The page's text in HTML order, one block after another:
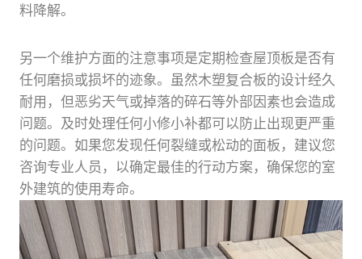
料降解。
另一个维护方面的注意事项是定期检查屋顶板是否有
任何磨损或损坏的迹象。虽然木塑复合板的设计经久
耐用，但恶劣天气或掉落的碎石等外部因素也会造成
问题。及时处理任何小修小补都可以防止出现更严重
的问题。如果您发现任何裂缝或松动的面板，建议您
咨询专业人员，以确定最佳的行动方案，确保您的室
外建筑的使用寿命。